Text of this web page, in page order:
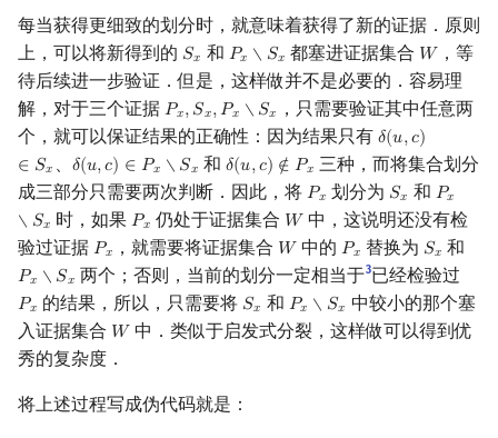
每当获得更细致的划分时，就意味着获得了新的证据．原则
上，可以将新得到的 𝑆𝑥
Sx 和 𝑃𝑥 ∖ 𝑆𝑥
Px ∖S x 都塞进证据集合 𝑊
W ，等
待后续进一步验证．但是，这样做并不是必要的．容易理
解，对于三个证据 𝑃𝑥,𝑆𝑥,𝑃𝑥 ∖ 𝑆𝑥
Px,Sx,Px∖ Sx
，只需要验证其中任意两
个，就可以保证结果的正确性：因为结果只有 𝛿(𝑢,𝑐)
∈ 𝑆𝑥
δ(u,c)∈
𝛿(𝑢,𝑐) ∈ 𝑃𝑥 ∖ 𝑆𝑥
δ(u,c)∈P x∖Sx 和 𝛿(𝑢,𝑐) ∉ 𝑃𝑥
δ(u,c)∉Px
三种，而将集合划分
成三部分只需要两次判断．因此，将 𝑃𝑥
Px 划分为 𝑆𝑥
Sx 和 𝑃𝑥
∖ 𝑆𝑥
Px
时，如果 𝑃𝑥
Px 仍处于证据集合 𝑊
W 中，这说明还没有检
验过证据 𝑃𝑥
Px ，就需要将证据集合 𝑊
W中的 𝑃𝑥
Px 替换为 𝑆𝑥
Sx 和
𝑃𝑥 ∖ 𝑆𝑥
Px ∖S x 两个；否则，当前的划分一定相当于3已经检验过
𝑃𝑥
Px 的结果，所以，只需要将 𝑆𝑥
Sx 和 𝑃𝑥 ∖ 𝑆𝑥
Px ∖S x
中较小的那个塞
入证据集合 𝑊
W中．类似于启发式分裂，这样做可以得到优
秀的复杂度．
将上述过程写成伪代码就是：